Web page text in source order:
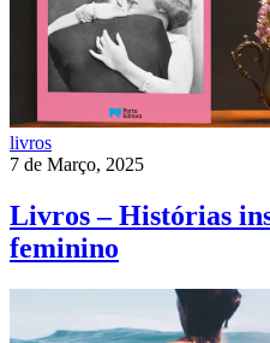
livros
7 de Março, 2025
Livros – Histórias
feminino